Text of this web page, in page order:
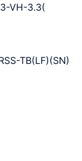
VH-3.3(
TB(LF)(SN)